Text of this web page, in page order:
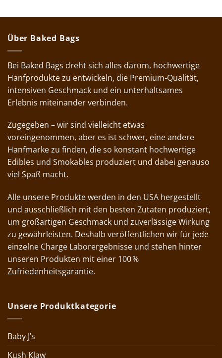
Über Baked Bags
Bei Baked Bags dreht sich alles darum, hochwertige
Hanfprodukte zu entwickeln, die Premium‑Qualität,
intensiven Geschmack und ein unterhaltsames
Erlebnis miteinander verbinden.
Zugegeben – wir sind vielleicht etwas
voreingenommen, aber es ist schwer, eine andere
Hanfmarke zu finden, die so konstant hochwertige
Edibles und Smokables produziert und dabei genauso
viel Spaß macht.
Alle unsere Produkte werden in den USA hergestellt
und ausschließlich mit den besten Zutaten produziert,
um großartigen Geschmack und zuverlässige Wirkung
zu gewährleisten. Deshalb veröffentlichen wir für jede
einzelne Charge Laborergebnisse und stehen hinter
unseren Produkten mit einer 100 %
Zufriedenheitsgarantie.
Unsere Produktkategorie
Baby J’s
Kush Klaw